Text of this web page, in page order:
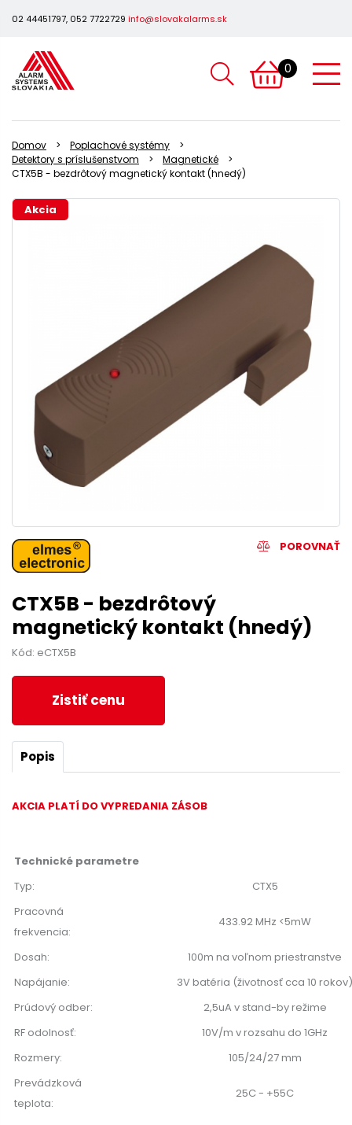
02 44451797, 052 7722729 info@slovakalarms.sk
0
Domov
Poplachové systémy
Detektory s príslušenstvom
Magnetické
CTX5B - bezdrôtový magnetický kontakt (hnedý)
Akcia
POROVNAŤ
CTX5B - bezdrôtový
magnetický kontakt (hnedý)
Kód: eCTX5B
Zistiť cenu
Popis
AKCIA PLATÍ DO VYPREDANIA ZÁSOB
Technické parametre
Typ:
CTX5
Pracovná
frekvencia:
433.92 MHz <5mW
Dosah:
100m na voľnom priestranstve
Napájanie:
3V batéria (životnosť cca 10 rokov)
Prúdový odber:
2,5uA v stand-by režime
RF odolnosť:
10V/m v rozsahu do 1GHz
Rozmery:
105/24/27 mm
Prevádzková
teplota:
25C - +55C